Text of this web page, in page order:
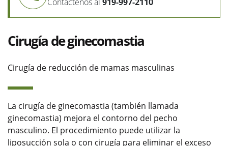
Cirugía de ginecomastia
Cirugía de reducción de mamas masculinas
La cirugía de ginecomastia (también llamada
ginecomastia) mejora el contorno del pecho
masculino. El procedimiento puede utilizar la
liposucción sola o con cirugía para eliminar el exceso